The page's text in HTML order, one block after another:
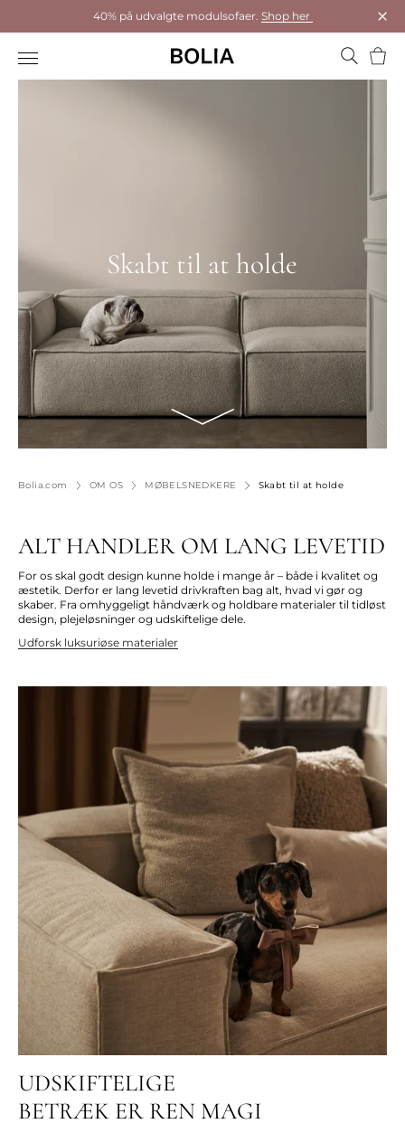
40% på udvalgte modulsofaer. Shop her
Kurv
Skabt til at holde
Bolia.com OM OS MØBELSNEDKERE Skabt til at holde
ALT HANDLER OM LANG LEVETID
For os skal godt design kunne holde i mange år – både i kvalitet og
æstetik. Derfor er lang levetid drivkraften bag alt, hvad vi gør og
skaber. Fra omhyggeligt håndværk og holdbare materialer til tidløst
design, plejeløsninger og udskiftelige dele.
Udforsk luksuriøse materialer
UDSKIFTELIGE
BETRÆK ER REN MAGI